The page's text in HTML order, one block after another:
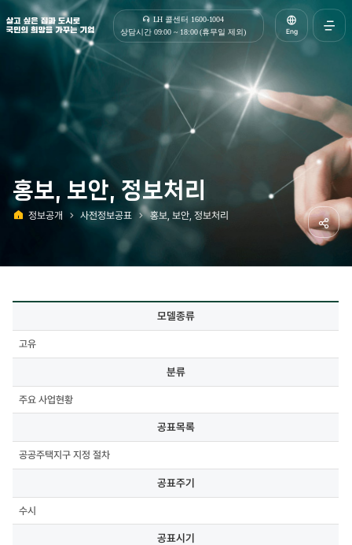
살고 싶은 집과 도시로 국민의 희망을 가꾸는 기업 | 한국토지주택공사
LH 콜센터 1600-1004
상담시간 09:00 ~ 18:00 (휴무일 제외)
Eng
홍보, 보안, 정보처리
정보공개 사전정보공표 홍보, 보안, 정보처리
공유
모델종류,
분류,
공표주기,
공표시기,
공표항목,
담당자,
연락처,
첨부파일
모델종류
고유
분류
주요 사업현황
공표목록
공공주택지구 지정 절차
공표주기
수시
공표시기